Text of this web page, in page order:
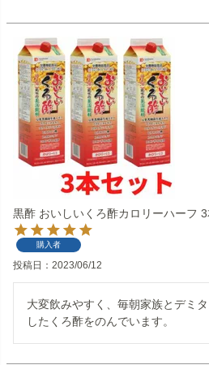
黒酢 おいしいくろ酢カロリーハーフ 3
購入者
投稿日 2023/06/12
大変飲みやすく、毎朝家族とデミ
したくろ酢をのんでいます。